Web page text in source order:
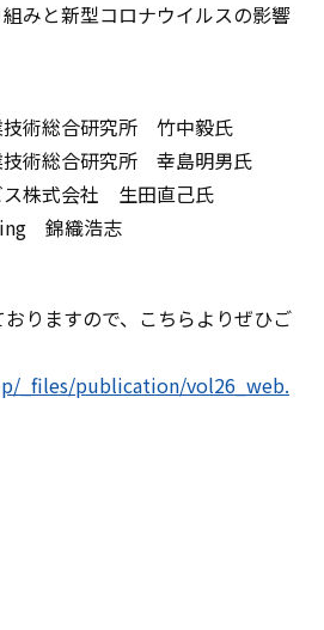
みと新型コロナウイルスの影響
技術総合研究所 竹中毅氏
技術総合研究所 幸島明男氏
ス株式会社 生田直己氏
錦織浩志
りますので、こちらよりぜひご
_files/publication/vol26_web.